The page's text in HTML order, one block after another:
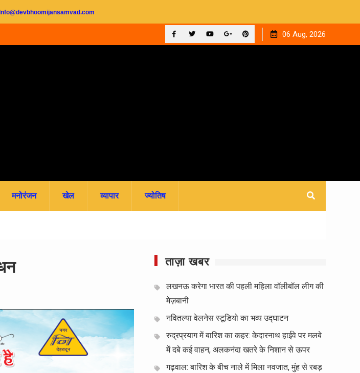
Info@devbhoomijansamvad.com
3500 शिक्षकों की पदोन्नति अटकी
12 सितंबर को देहरादून के न्यायालयों में लगेगी राष्ट्रीय लोक अदालत,
आपसी सहमति से होगा मुकदमों का निस्तारण
06 Aug, 2026
मनोरंजन खेल व्यापार ज्योतिष
ताज़ा खबर
लखनऊ करेगा भारत की पहली महिला वॉलीबॉल लीग की
मेज़बानी
नवितल्या वेलनेस स्टूडियो का भव्य उद्घाटन
रुद्रप्रयाग में बारिश का कहर: केदारनाथ हाईवे पर मलबे
में दबे कई वाहन, अलकनंदा खतरे के निशान से ऊपर
गढ़वाल: बारिश के बीच नाले में मिला नवजात, मुंह से रबड़